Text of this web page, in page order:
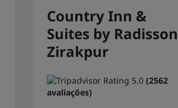
Country Inn &
Suites by Radisson
Zirakpur
(2562
avaliações)